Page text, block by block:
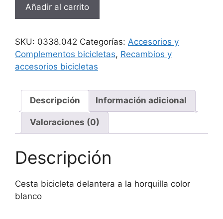
bicicleta
a
la
horquilla
blanco
cantidad
Añadir al carrito
SKU: 0338.042 Categorías: Accesorios y
Complementos bicicletas, Recambios y
accesorios bicicletas
Descripción Información adicional
Valoraciones (0)
Descripción
Cesta bicicleta delantera a la horquilla color
blanco